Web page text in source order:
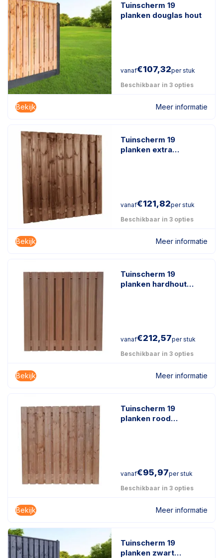
Tuinscherm 19
planken douglas hout
vanaf€107,32per stuk
Beschikbaar in 3 opties
Bekijk Meer informatie
Tuinscherm 19
planken extra
vanaf€121,82per stuk
Beschikbaar in 3 opties
Bekijk Meer informatie
Tuinscherm 19
planken hardhout
vanaf€212,57per stuk
Beschikbaar in 3 opties
Bekijk Meer informatie
Tuinscherm 19
planken rood
vanaf€95,97per stuk
Beschikbaar in 3 opties
Bekijk Meer informatie
Tuinscherm 19
planken zwart